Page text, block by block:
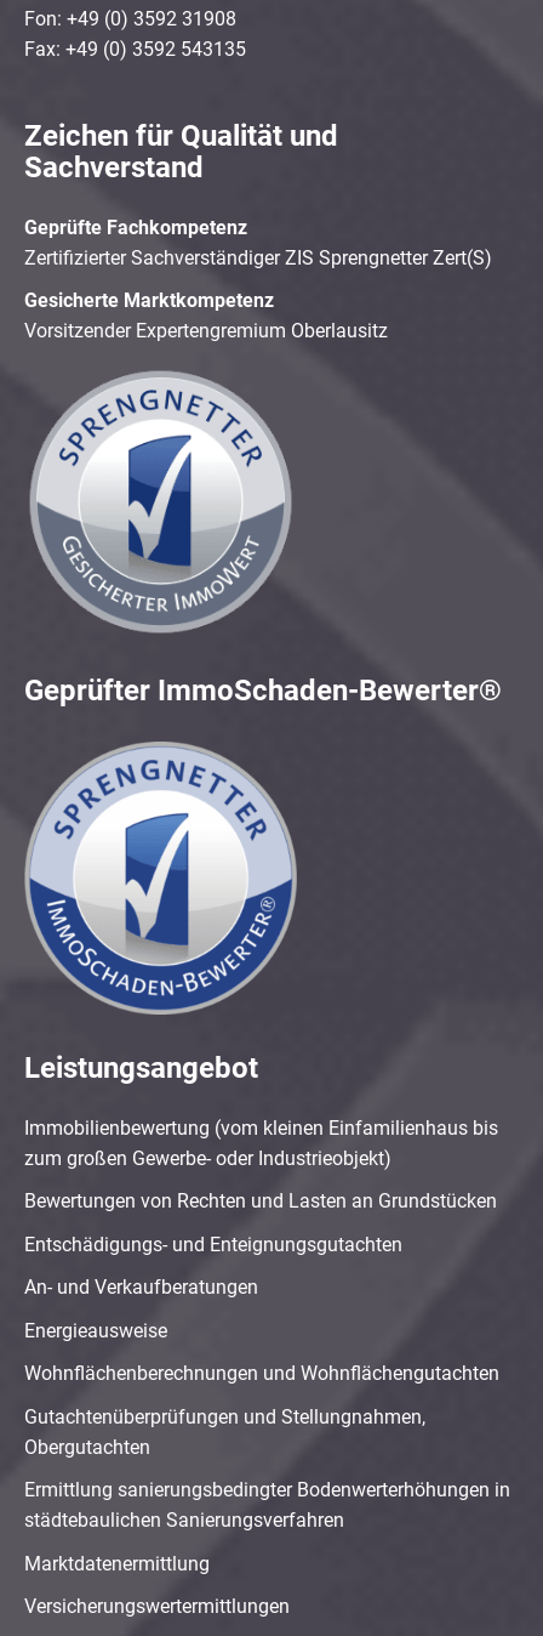
Fon: +49 (0) 3592 31908
Fax: +49 (0) 3592 543135
Zeichen für Qualität und
Sachverstand
Geprüfte Fachkompetenz
Zertifizierter Sachverständiger ZIS Sprengnetter Zert(S)
Gesicherte Marktkompetenz
Vorsitzender Expertengremium Oberlausitz
Geprüfter ImmoSchaden-Bewerter®
Leistungsangebot
Immobilienbewertung (vom kleinen Einfamilienhaus bis
zum großen Gewerbe- oder Industrieobjekt)
Bewertungen von Rechten und Lasten an Grundstücken
Entschädigungs- und Enteignungsgutachten
An- und Verkaufberatungen
Energieausweise
Wohnflächenberechnungen und Wohnflächengutachten
Gutachtenüberprüfungen und Stellungnahmen,
Obergutachten
Ermittlung sanierungsbedingter Bodenwerterhöhungen in
städtebaulichen Sanierungsverfahren
Marktdatenermittlung
Versicherungswertermittlungen